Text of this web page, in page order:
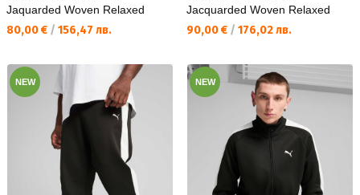
Jaquarded Woven Relaxed
Текуща цена:
80,00 € / 156,47 лв.
Jacquarded Woven Relaxed
Текуща цена:
90,00 € / 176,02 лв.
NEW NEW